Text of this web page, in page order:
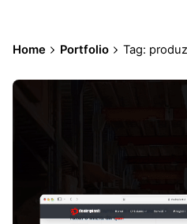
Home Portfolio Tag: